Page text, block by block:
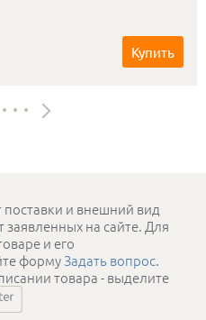
Купить
и внешний вид
заявленных на сайте. Для
и его
формуЗадать вопрос.
товара - выделите